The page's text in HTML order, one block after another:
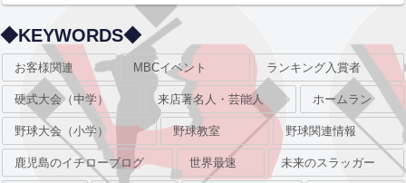
◆KEYWORDS◆
お客様関連 MBCイベント ランキング入賞者
硬式大会（中学） 来店著名人・芸能人 ホームラン
野球大会（小学） 野球教室 野球関連情報
鹿児島のイチローブログ 世界最速 未来のスラッガー